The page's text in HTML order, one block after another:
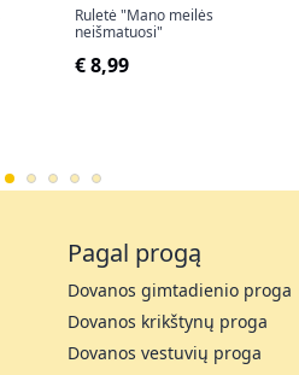
Ruletė "Mano meilės
neišmatuosi"
€ 8,99
Pagal progą
Dovanos gimtadienio proga
Dovanos krikštynų proga
Dovanos vestuvių proga